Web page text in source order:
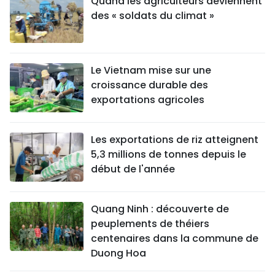
des « soldats du climat »
Le Vietnam mise sur une
croissance durable des
exportations agricoles
Les exportations de riz atteignent
5,3 millions de tonnes depuis le
début de l'année
Quang Ninh : découverte de
peuplements de théiers
centenaires dans la commune de
Duong Hoa